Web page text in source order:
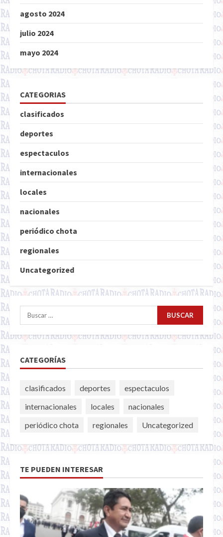
agosto 2024
julio 2024
mayo 2024
CATEGORIAS
clasificados
deportes
espectaculos
internacionales
locales
nacionales
periódico chota
regionales
Uncategorized
Buscar:
CATEGORÍAS
clasificados deportes
espectaculos
internacionales
locales
nacionales
periódico chota
regionales Uncategorized
TE PUEDEN INTERESAR